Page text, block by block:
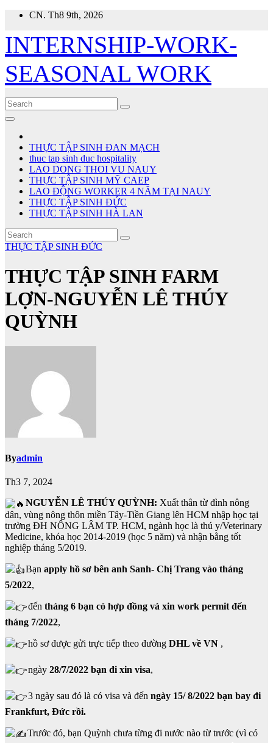
Skip
content
CN. Th8 9th, 2026
INTERNSHIP-WORK-
SEASONAL WORK
THỰC TẬP SINH ĐAN MẠCH
thuc tap sinh duc hospitality
LAO DONG THOI VU NAUY
THỰC TẬP SINH MỸ CAEP
LAO ĐỘNG WORKER 4 NĂM TẠI NAUY
THỰC TẬP SINH ĐỨC
THỰC TẬP SINH HÀ LAN
THỰC TẬP SINH ĐỨC
THỰC TẬP SINH FARM
LỢN-NGUYỄN LÊ THÚY
QUỲNH
Byadmin
Th3 7, 2024
NGUYỄN LÊ THÚY QUỲNH: Xuất thân từ đình nông
dân, vùng nông thôn miền Tây-Tiền Giang lên HCM nhập học tại
trường ĐH NÔNG LÂM TP. HCM, ngành học là thú y/Veterinary
Medicine, khóa học 2014-2019 (học 5 năm) và nhận bằng tốt
nghiệp tháng 5/2019.
Bạnapply hồ sơ bên anh Sanh- Chị Trang vào tháng
5/2022,
đến tháng 6 bạn có hợp đồng và xin work permit đến
tháng 7/2022,
hồ sơ được gửi trực tiếp theo đườngDHL về VN ,
ngày28/7/2022 bạn đi xin visa,
3 ngày sau đó là có visa và đếnngày 15/ 8/2022 bạn bay đi
Frankfurt, Đức rồi.
Trước đó, bạn Quỳnh chưa từng đi nước nào từ trước (vì có